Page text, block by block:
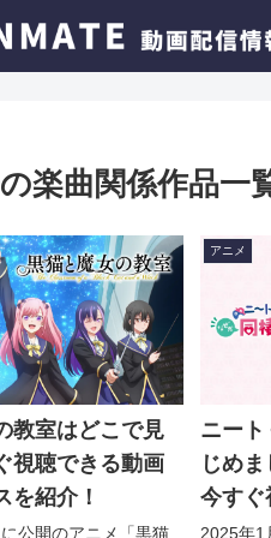
楽曲関係作品一
教室はどこで見
視聴できる動画
を紹介！
公開のアニメ「黒猫
アニメ
ニート
じめ
今すぐ
ービス
2025年1